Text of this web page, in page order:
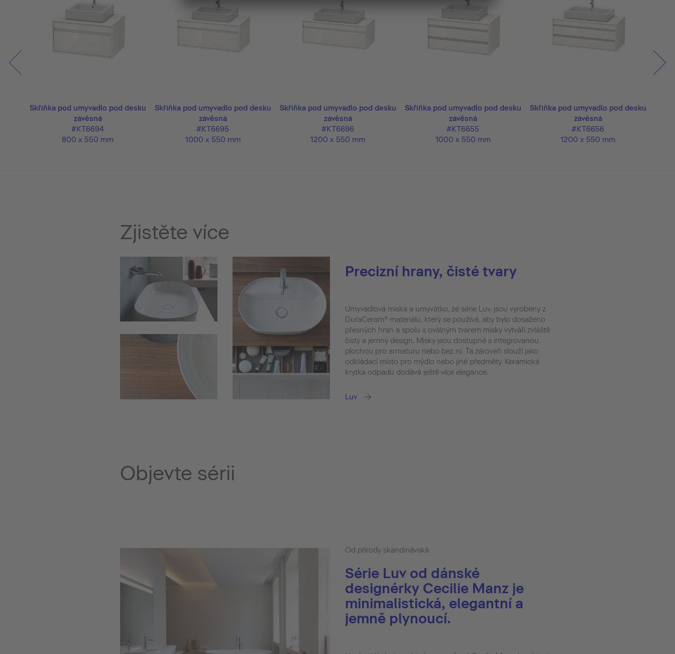
Skříňka pod umyvadlo pod desku
závěsná
#KT6694
800 x 550 mm
Skříňka pod umyvadlo pod desku
závěsná
#KT6695
1000 x 550 mm
Skříňka pod umyvadlo pod desku
závěsná
#KT6696
1200 x 550 mm
Skříňka pod umyvadlo pod desku
závěsná
#KT6655
1000 x 550 mm
Skříňka pod umyvadlo pod desku
závěsná
#KT6656
1200 x 550 mm
Zjistěte více
Precizní hrany, čisté tvary
Umyvadlová miska a umyvátko, ze série Luv, jsou vyrobeny z
DuraCeram® materiálu, který se používá, aby bylo dosaženo
přesných hran a spolu s oválným tvarem misky vytváří zvláště
čistý a jemný design. Misky jsou dostupné s integrovanou
plochou pro armaturu nebo bez ní. Ta zároveň slouží jako
odkládací místo pro mýdlo nebo jiné předměty. Keramická
krytka odpadu dodává ještě více elegance.
Luv
Objevte sérii
Od přírody skandinávská
Série Luv od dánské
designérky Cecilie Manz je
minimalistická, elegantní a
jemně plynoucí.